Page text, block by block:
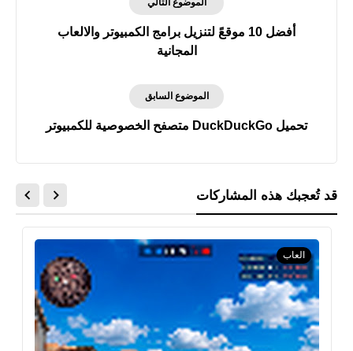
الموضوع التالي
أفضل 10 موقعً لتنزيل برامج الكمبيوتر والالعاب
المجانية
الموضوع السابق
تحميل DuckDuckGo متصفح الخصوصية للكمبيوتر
قد تُعجبك هذه المشاركات
العاب